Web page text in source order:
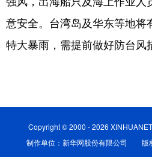
多语种频道
意安全。台湾岛及华东等地将
特大暴雨，需提前做好防台风
Copyright © 2000 - 2026
制作单位：新华网股份有限公司 版